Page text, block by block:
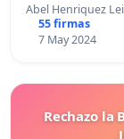
Abel Henriquez
55 firmas
7 May 2024
Rechazo la